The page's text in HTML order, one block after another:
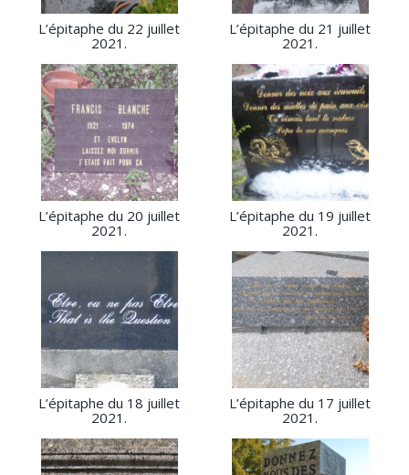
L’épitaphe du 22 juillet
2021.
L’épitaphe du 21 juillet
2021.
L’épitaphe du 20 juillet
2021.
L’épitaphe du 19 juillet
2021.
L’épitaphe du 18 juillet
2021.
L’épitaphe du 17 juillet
2021.